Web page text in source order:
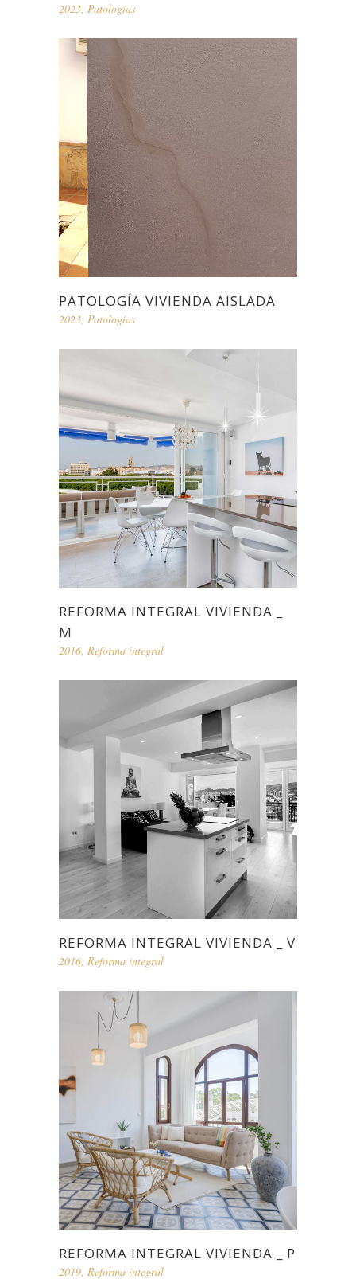
2023, Patologías
PATOLOGÍA VIVIENDA AISLADA
2023, Patologías
REFORMA INTEGRAL VIVIENDA _
M
2016, Reforma integral
REFORMA INTEGRAL VIVIENDA _ V
2016, Reforma integral
REFORMA INTEGRAL VIVIENDA _ P
2019, Reforma integral